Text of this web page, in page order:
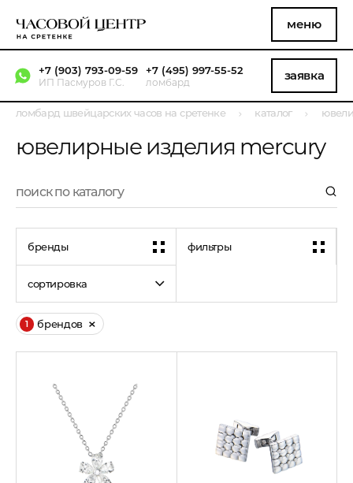
меню
+7 (903) 793-09-59
ИП Пасмуров Г.С.
+7 (495) 997-55-52
ломбард заявка
ломбард швейцарских часов на сретенке каталог
ювелирные изделия mercury
бренды фильтры
сортировка
1 брендов